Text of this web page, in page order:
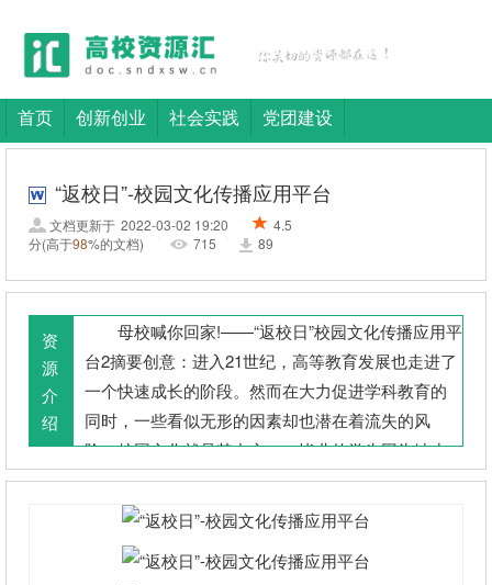
首页 创新创业 社会实践 党团建设
“返校日”-校园文化传播应用平台
文档更新于 2022-03-02 19:20
4.5
分(高于98%的文档) 715 89
资
源
介
绍
母校喊你回家!——“返校日”校园文化传播应用平
台2摘要创意：进入21世纪，高等教育发展也走进了
一个快速成长的阶段。然而在大力促进学科教育的
同时，一些看似无形的因素却也潜在着流失的风
险，校园文化就是其中之一。毕业的学生因为缺少
与学校的联系而对学校的认同感和归属感逐渐降
低，在校的学生则是对未来产生了迷茫而不知所
的问题，让大学的校园文化得以发扬和传承。创